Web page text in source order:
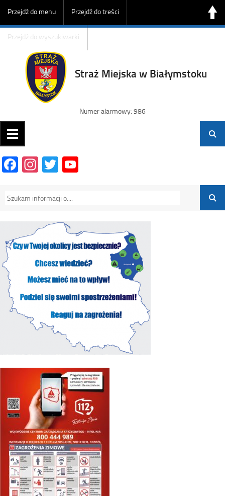
Przejdź do menu Przejdź do treści
Przejdź do wyszukiwarki
Straż Miejska w Białymstoku
Numer alarmowy: 986
Facebook
Instagram
Twitter